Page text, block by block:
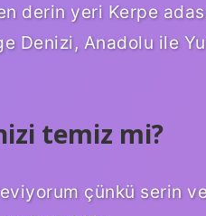
derin yeri Kerpe
Denizi, Anadolu ile
temiz mi?
çünkü serin